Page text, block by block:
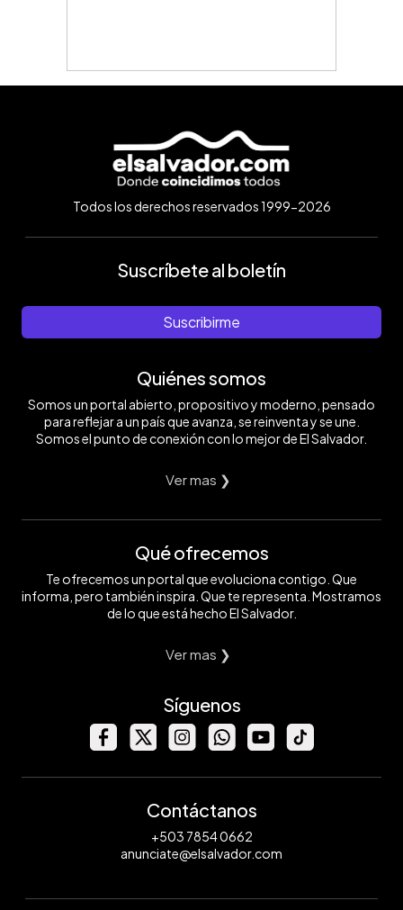
Todos los derechos reservados 1999-2026
Suscríbete al boletín
Suscribirme
Quiénes somos
Somos un portal abierto, propositivo y moderno, pensado
para reflejar a un país que avanza, se reinventa y se une.
Somos el punto de conexión con lo mejor de El Salvador.
Ver mas ❯
Qué ofrecemos
Te ofrecemos un portal que evoluciona contigo. Que
informa, pero también inspira. Que te representa. Mostramos
de lo que está hecho El Salvador.
Ver mas ❯
Síguenos
Contáctanos
+503 7854 0662
anunciate@elsalvador.com